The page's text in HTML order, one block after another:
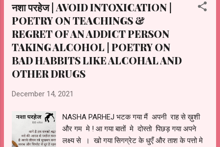
नशा परहेज | AVOID INTOXICATION |
POETRY ON TEACHINGS &
REGRET OF AN ADDICT PERSON
TAKING ALCOHOL | POETRY ON
BAD HABBITS LIKE ALCOHAL AND
OTHER DRUGS
December 14, 2021
NASHA PARHEJ भटक गया मैं अपनी राह से ख़ुशी
और गम मे ! आ गया बातों मे दोस्तो पिछड़ गया अपने
लक्ष्य से । खो गया सिगग्रेट के धुएँ और ताश के पत्तो मे